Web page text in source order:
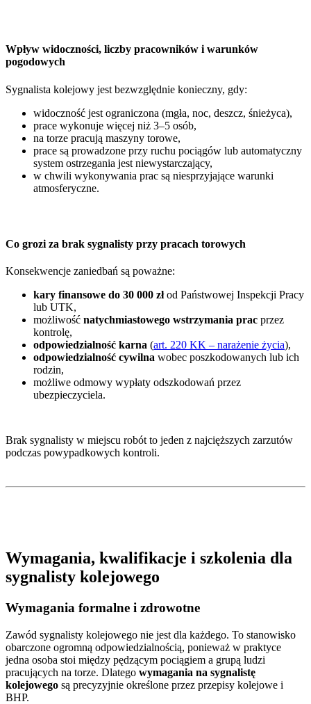
Wpływ widoczności, liczby pracowników i warunków
pogodowych
Sygnalista kolejowy jest bezwzględnie konieczny, gdy:
widoczność jest ograniczona (mgła, noc, deszcz, śnieżyca),
prace wykonuje więcej niż 3–5 osób,
na torze pracują maszyny torowe,
prace są prowadzone przy ruchu pociągów lub automatyczny
system ostrzegania jest niewystarczający,
w chwili wykonywania prac są niesprzyjające warunki
atmosferyczne.
Co grozi za brak sygnalisty przy pracach torowych
Konsekwencje zaniedbań są poważne:
kary finansowe do 30 000 złod Państwowej Inspekcji Pracy
lub UTK,
możliwość natychmiastowego wstrzymania prac przez
kontrolę,
odpowiedzialność karna (art. 220 KK – narażenie życia),
odpowiedzialność cywilna wobec poszkodowanych lub ich
rodzin,
możliwe odmowy wypłaty odszkodowań przez
ubezpieczyciela.
Brak sygnalisty w miejscu robót to jeden z najcięższych zarzutów
podczas powypadkowych kontroli.
Wymagania, kwalifikacje i szkolenia dla
sygnalisty kolejowego
Wymagania formalne i zdrowotne
Zawód sygnalisty kolejowego nie jest dla każdego. To stanowisko
obarczone ogromną odpowiedzialnością, ponieważ w praktyce
jedna osoba stoi między pędzącym pociągiem a grupą ludzi
pracujących na torze. Dlatego wymagania na sygnalistę
kolejowego są precyzyjnie określone przez przepisy kolejowe i
BHP.